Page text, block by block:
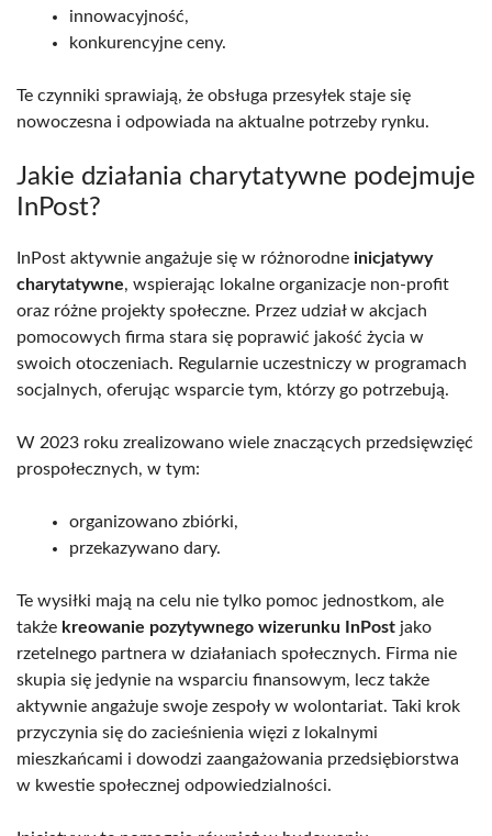
innowacyjność,
konkurencyjne ceny.
Te czynniki sprawiają, że obsługa przesyłek staje się
nowoczesna i odpowiada na aktualne potrzeby rynku.
Jakie działania charytatywne podejmuje
InPost?
InPost aktywnie angażuje się w różnorodne inicjatywy
charytatywne, wspierając lokalne organizacje non-profit
oraz różne projekty społeczne. Przez udział w akcjach
pomocowych firma stara się poprawić jakość życia w
swoich otoczeniach. Regularnie uczestniczy w programach
socjalnych, oferując wsparcie tym, którzy go potrzebują.
W 2023 roku zrealizowano wiele znaczących przedsięwzięć
prospołecznych, w tym:
organizowano zbiórki,
przekazywano dary.
Te wysiłki mają na celu nie tylko pomoc jednostkom, ale
także kreowanie pozytywnego wizerunku InPost jako
rzetelnego partnera w działaniach społecznych. Firma nie
skupia się jedynie na wsparciu finansowym, lecz także
aktywnie angażuje swoje zespoły w wolontariat. Taki krok
przyczynia się do zacieśnienia więzi z lokalnymi
mieszkańcami i dowodzi zaangażowania przedsiębiorstwa
w kwestie społecznej odpowiedzialności.